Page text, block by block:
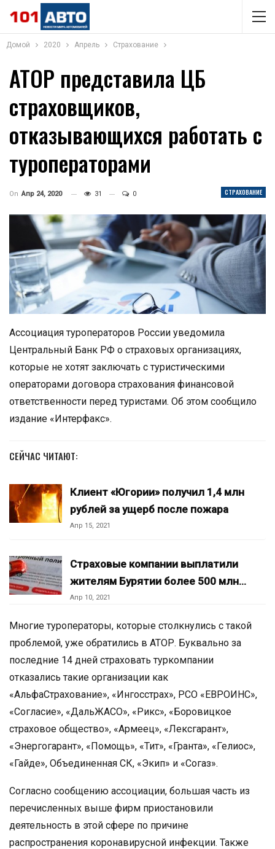
Домой 2020 Апрель Страхование
АТОР представила ЦБ
страховщиков,
отказывающихся работать с
туроператорами
СТРАХОВАНИЕ
On Апр 24, 2020 31 0
Ассоциация туроператоров России уведомила
Центральный Банк РФ о страховых организациях,
которые не хотят заключать с туристическими
операторами договора страхования финансовой
ответственности перед туристами. Об этом сообщило
издание «Интерфакс».
СЕЙЧАС ЧИТАЮТ:
Клиент «Югории» получил 1,4 млн
рублей за ущерб после пожара
Апр 15, 2021
Страховые компании выплатили
жителям Бурятии более 500 млн…
Апр 10, 2021
Многие туроператоры, которые столкнулись с такой
проблемой, уже обратились в АТОР. Буквально за
последние 14 дней страховать туркомпании
отказались такие организации как
«АльфаСтрахование», «Ингосстрах», РСО «ЕВРОИНС»,
«Согласие», «ДальЖАСО», «Рикс», «Боровицкое
страховое общество», «Армеец», «Лексгарант»,
«Энергогарант», «Помощь», «Тит», «Гранта», «Гелиос»,
«Гайде», Объединенная СК, «Экип» и «Согаз».
Согласно сообщению ассоциации, большая часть из
перечисленных выше фирм приостановили
деятельность в этой сфере по причине
распространения коронавирусной инфекции. Также